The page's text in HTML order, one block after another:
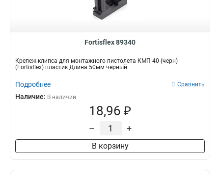
Fortisflex 89340
Крепеж-клипса для монтажного пистолета КМП 40 (черн)
(Fortisflex) пластик Длина 50мм черный
Подробнее Сравнить
Наличие: В наличии
18,96 ₽
– +
В корзину